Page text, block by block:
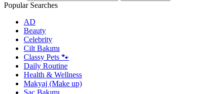
Popular Searches
AD
Beauty
Celebrity
Cilt Bakımı
Classy Pets 🐾
Daily Routine
Health & Wellness
Makyaj (Make up)
Saç Bakımı